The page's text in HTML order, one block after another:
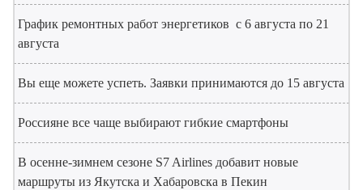
График ремонтных работ энергетиков с 6 августа по 21
августа
Вы еще можете успеть. Заявки принимаются до 15 августа
Россияне все чаще выбирают гибкие смартфоны
В осенне-зимнем сезоне S7 Airlines добавит новые
маршруты из Якутска и Хабаровска в Пекин